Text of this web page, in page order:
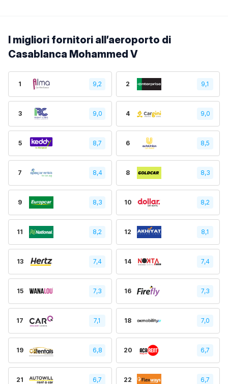
I migliori fornitori all’aeroporto di
Casablanca Mohammed V
1 9,2 2 9,1
3 9,0 4 9,0
5 8,7 6 8,5
7 8,4 8 8,3
9 8,3 10 8,2
11 8,2 12 8,1
13 7,4 14 7,4
15 7,3 16 7,3
17 7,1 18 7,0
19 6,8 20 6,7
21 6,7 22 6,7